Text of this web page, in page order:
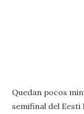
Quedan pocos
semifinal del Eesti